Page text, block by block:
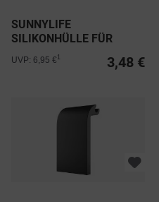
SUNNYLIFE
SILIKONHÜLLE FÜR
GOPRO HERO11 BLACK
MINI
3,48 €
UVP: 6,95 € 1